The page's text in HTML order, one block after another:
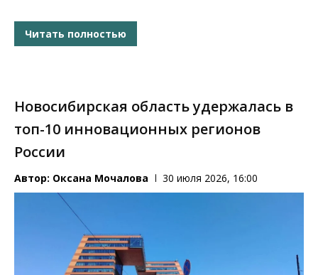
Читать полностью
Новосибирская область удержалась в
топ-10 инновационных регионов
России
Автор: Оксана Мочалова 30 июля 2026, 16:00